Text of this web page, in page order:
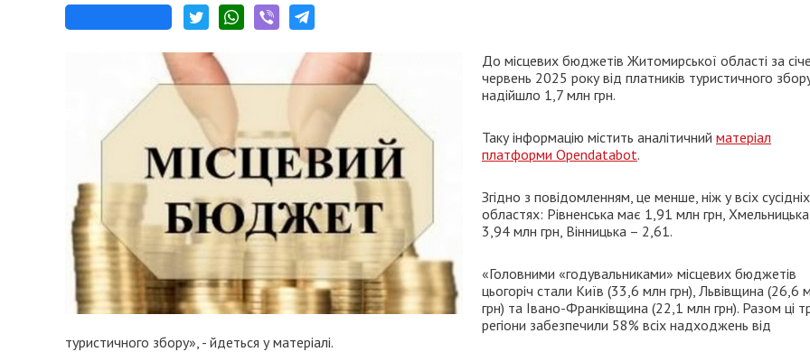
До місцевих бюджетів Житомирської області за
червень 2025 року від платників туристичного
надійшло 1,7 млн грн.
Таку інформацію містить аналітичний матеріал
платформи Opendatabot.
Згідно з повідомленням, це менше, ніж у всіх сусідніх
областях: Рівненська має 1,91 млн грн,
3,94 млн грн, Вінницька – 2,61.
«Головними «годувальниками» місцевих бюджетів
цьогоріч стали Київ (33,6 млн грн), Львівщина (26,6
грн) та Івано-Франківщина (22,1 млн грн). Разом ці
регіони забезпечили 58% всіх надходжень від
туристичного збору», - йдеться у матеріалі.